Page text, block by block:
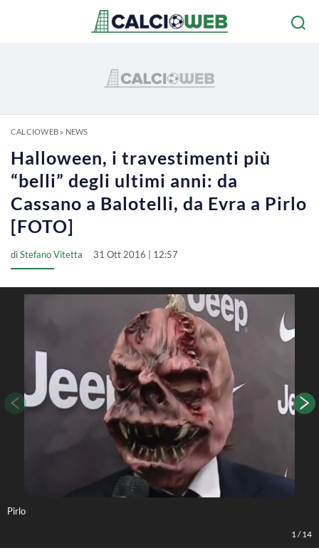
CALCIOWEB» NEWS
Halloween, i travestimenti più
“belli” degli ultimi anni: da
Cassano a Balotelli, da Evra a Pirlo
[FOTO]
diStefano Vitetta 31 Ott 2016 | 12:57
Pirlo
1 /14